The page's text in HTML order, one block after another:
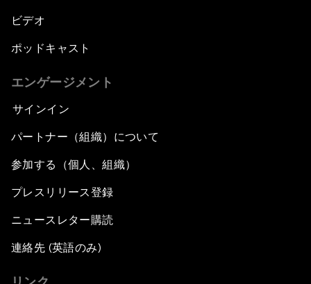
ビデオ
ポッドキャスト
エンゲージメント
サインイン
パートナー（組織）について
参加する（個人、組織）
プレスリリース登録
ニュースレター購読
連絡先 (英語のみ)